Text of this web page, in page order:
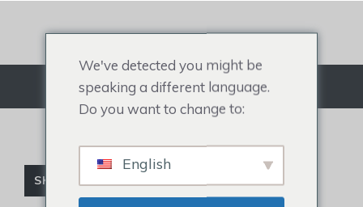
Menu
SKALDEDE BERØMTHEDER
We've detected you might be
speaking a different language.
Do you want to change to:
English